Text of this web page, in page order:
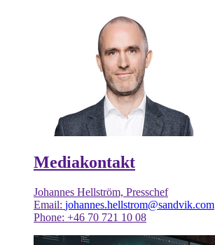
Mediakontakt
Johannes Hellström, Presschef
Email: johannes.hellstrom@sandvik.com
Phone: +46 70 721 10 08